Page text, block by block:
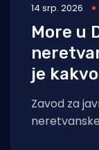
14 srp. 2026
More u
je
Zavod za